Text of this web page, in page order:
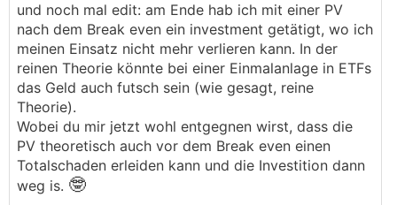
und noch mal edit: am Ende hab ich mit einer PV
nach dem Break even ein investment getätigt, wo ich
meinen Einsatz nicht mehr verlieren kann. In der
reinen Theorie könnte bei einer Einmalanlage in ETFs
das Geld auch futsch sein (wie gesagt, reine
Theorie).
Wobei du mir jetzt wohl entgegnen wirst, dass die
PV theoretisch auch vor dem Break even einen
Totalschaden erleiden kann und die Investition dann
weg is. 🤓